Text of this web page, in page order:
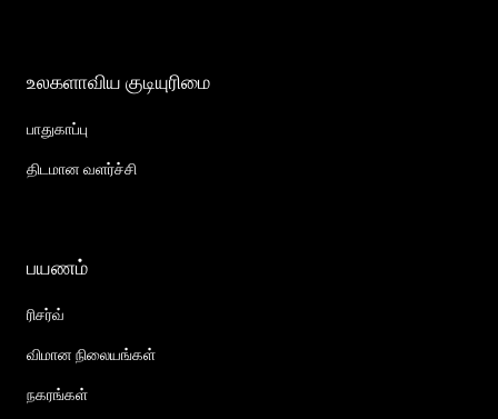
உலகளாவிய குடியுரிமை
பாதுகாப்பு
திடமான வளர்ச்சி
பயணம்
ரிசர்வ்
விமான நிலையங்கள்
நகரங்கள்